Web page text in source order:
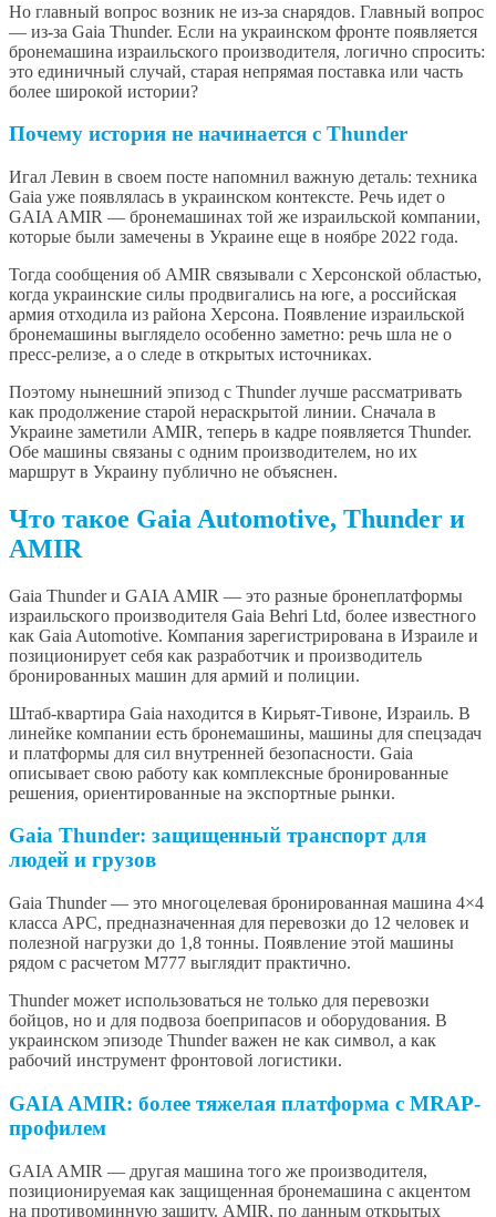
Но главный вопрос возник не из-за снарядов. Главный вопрос
— из-за Gaia Thunder. Если на украинском фронте появляется
бронемашина израильского производителя, логично спросить:
это единичный случай, старая непрямая поставка или часть
более широкой истории?
Почему история не начинается с Thunder
Игал Левин в своем посте напомнил важную деталь: техника
Gaia уже появлялась в украинском контексте. Речь идет о
GAIA AMIR — бронемашинах той же израильской компании,
которые были замечены в Украине еще в ноябре 2022 года.
Тогда сообщения об AMIR связывали с Херсонской областью,
когда украинские силы продвигались на юге, а российская
армия отходила из района Херсона. Появление израильской
бронемашины выглядело особенно заметно: речь шла не о
пресс-релизе, а о следе в открытых источниках.
Поэтому нынешний эпизод с Thunder лучше рассматривать
как продолжение старой нераскрытой линии. Сначала в
Украине заметили AMIR, теперь в кадре появляется Thunder.
Обе машины связаны с одним производителем, но их
маршрут в Украину публично не объяснен.
Что такое Gaia Automotive, Thunder и
AMIR
Gaia Thunder и GAIA AMIR — это разные бронеплатформы
израильского производителя Gaia Behri Ltd, более известного
как Gaia Automotive. Компания зарегистрирована в Израиле и
позиционирует себя как разработчик и производитель
бронированных машин для армий и полиции.
Штаб-квартира Gaia находится в Кирьят-Тивоне, Израиль. В
линейке компании есть бронемашины, машины для спецзадач
и платформы для сил внутренней безопасности. Gaia
описывает свою работу как комплексные бронированные
решения, ориентированные на экспортные рынки.
Gaia Thunder: защищенный транспорт для
людей и грузов
Gaia Thunder — это многоцелевая бронированная машина 4×4
класса APC, предназначенная для перевозки до 12 человек и
полезной нагрузки до 1,8 тонны. Появление этой машины
рядом с расчетом M777 выглядит практично.
Thunder может использоваться не только для перевозки
бойцов, но и для подвоза боеприпасов и оборудования. В
украинском эпизоде Thunder важен не как символ, а как
рабочий инструмент фронтовой логистики.
GAIA AMIR: более тяжелая платформа с MRAP-
профилем
GAIA AMIR — другая машина того же производителя,
позиционируемая как защищенная бронемашина с акцентом
на противоминную защиту. AMIR, по данным открытых